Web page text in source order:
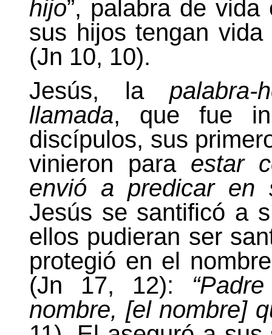
hijo”, palabra de
sus hijos tengan
(Jn 10, 10).
Jesús, la palabra-
llamada, que fue
discípulos, sus
vinieron para estar
envió a predicar en
Jesús se santificó a
ellos pudieran ser
protegió en el
(Jn 17, 12):
nombre, [el nombre]